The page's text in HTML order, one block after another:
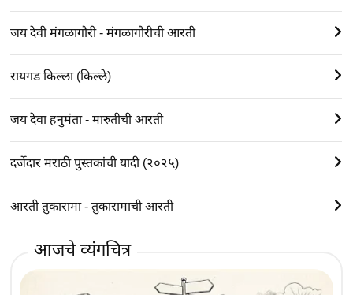
जय देवी मंगळागौरी - मंगळागौरीची आरती
रायगड किल्ला (किल्ले)
जय देवा हनुमंता - मारुतीची आरती
दर्जेदार मराठी पुस्तकांची यादी (२०२५)
आरती तुकारामा - तुकारामाची आरती
आजचे व्यंगचित्र